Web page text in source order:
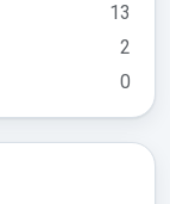
13
2
0